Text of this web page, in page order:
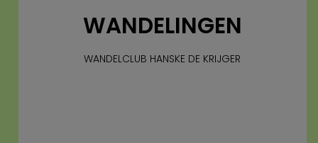
WANDELCLUB HANSKE DE KRIJGER
WANDELINGEN